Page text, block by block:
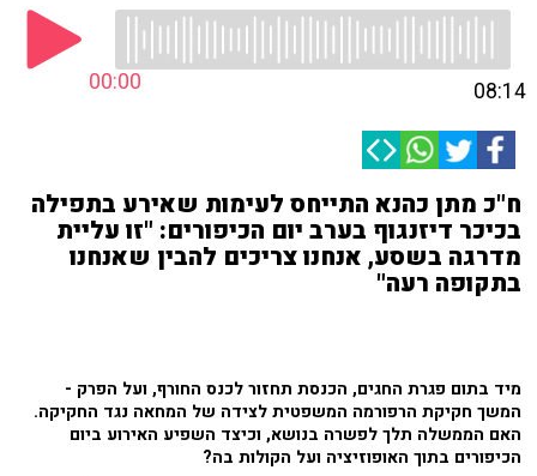
00:00 08:14
ח"כ מתן כהנא התייחס לעימות שאירע בתפילה
בכיכר דיזנגוף בערב יום הכיפורים: "זו עליית
מדרגה בשסע, אנחנו צריכים להבין שאנחנו
בתקופה רעה"
מיד בתום פגרת החגים, הכנסת תחזור לכנס החורף, ועל הפרק -
המשך חקיקת הרפורמה המשפטית לצידה של המחאה נגד החקיקה.
האם הממשלה תלך לפשרה בנושא, וכיצד השפיע האירוע ביום
הכיפורים בתוך האופוזיציה ועל הקולות בה?